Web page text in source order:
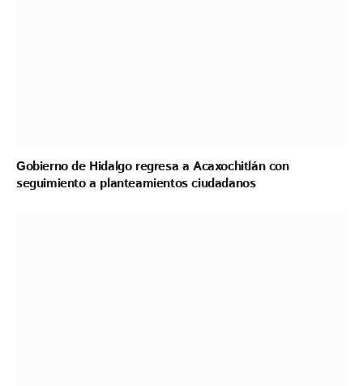
Gobierno de Hidalgo regresa a Acaxochitlán con
seguimiento a planteamientos ciudadanos